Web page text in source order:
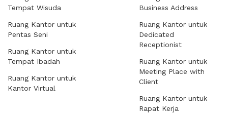
Tempat Wisuda
Ruang Kantor untuk
Pentas Seni
Ruang Kantor untuk
Tempat Ibadah
Ruang Kantor untuk
Kantor Virtual
Business Address
Ruang Kantor untuk
Dedicated
Receptionist
Ruang Kantor untuk
Meeting Place with
Client
Ruang Kantor untuk
Rapat Kerja